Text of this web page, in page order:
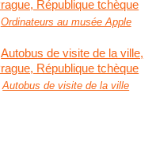
Ordinateurs au musée Apple
Autobus de visite de la ville